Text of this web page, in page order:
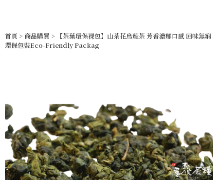
首頁 > 商品購買 > 【茶葉環保裸包】山茶花烏龍茶 芳香濃郁口感 回味無窮
環保包裝Eco-Friendly Packag